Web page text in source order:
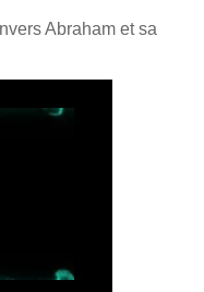
Abraham et sa